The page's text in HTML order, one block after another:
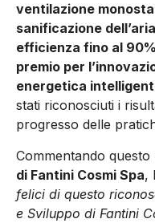
ventilazione
sanificazione
efficienza fino al
premio per
energetica
stati riconosciuti i
progresso delle
Commentando questo
di Fantini Cosmi Spa,
felici di questo
e Sviluppo di Fantini